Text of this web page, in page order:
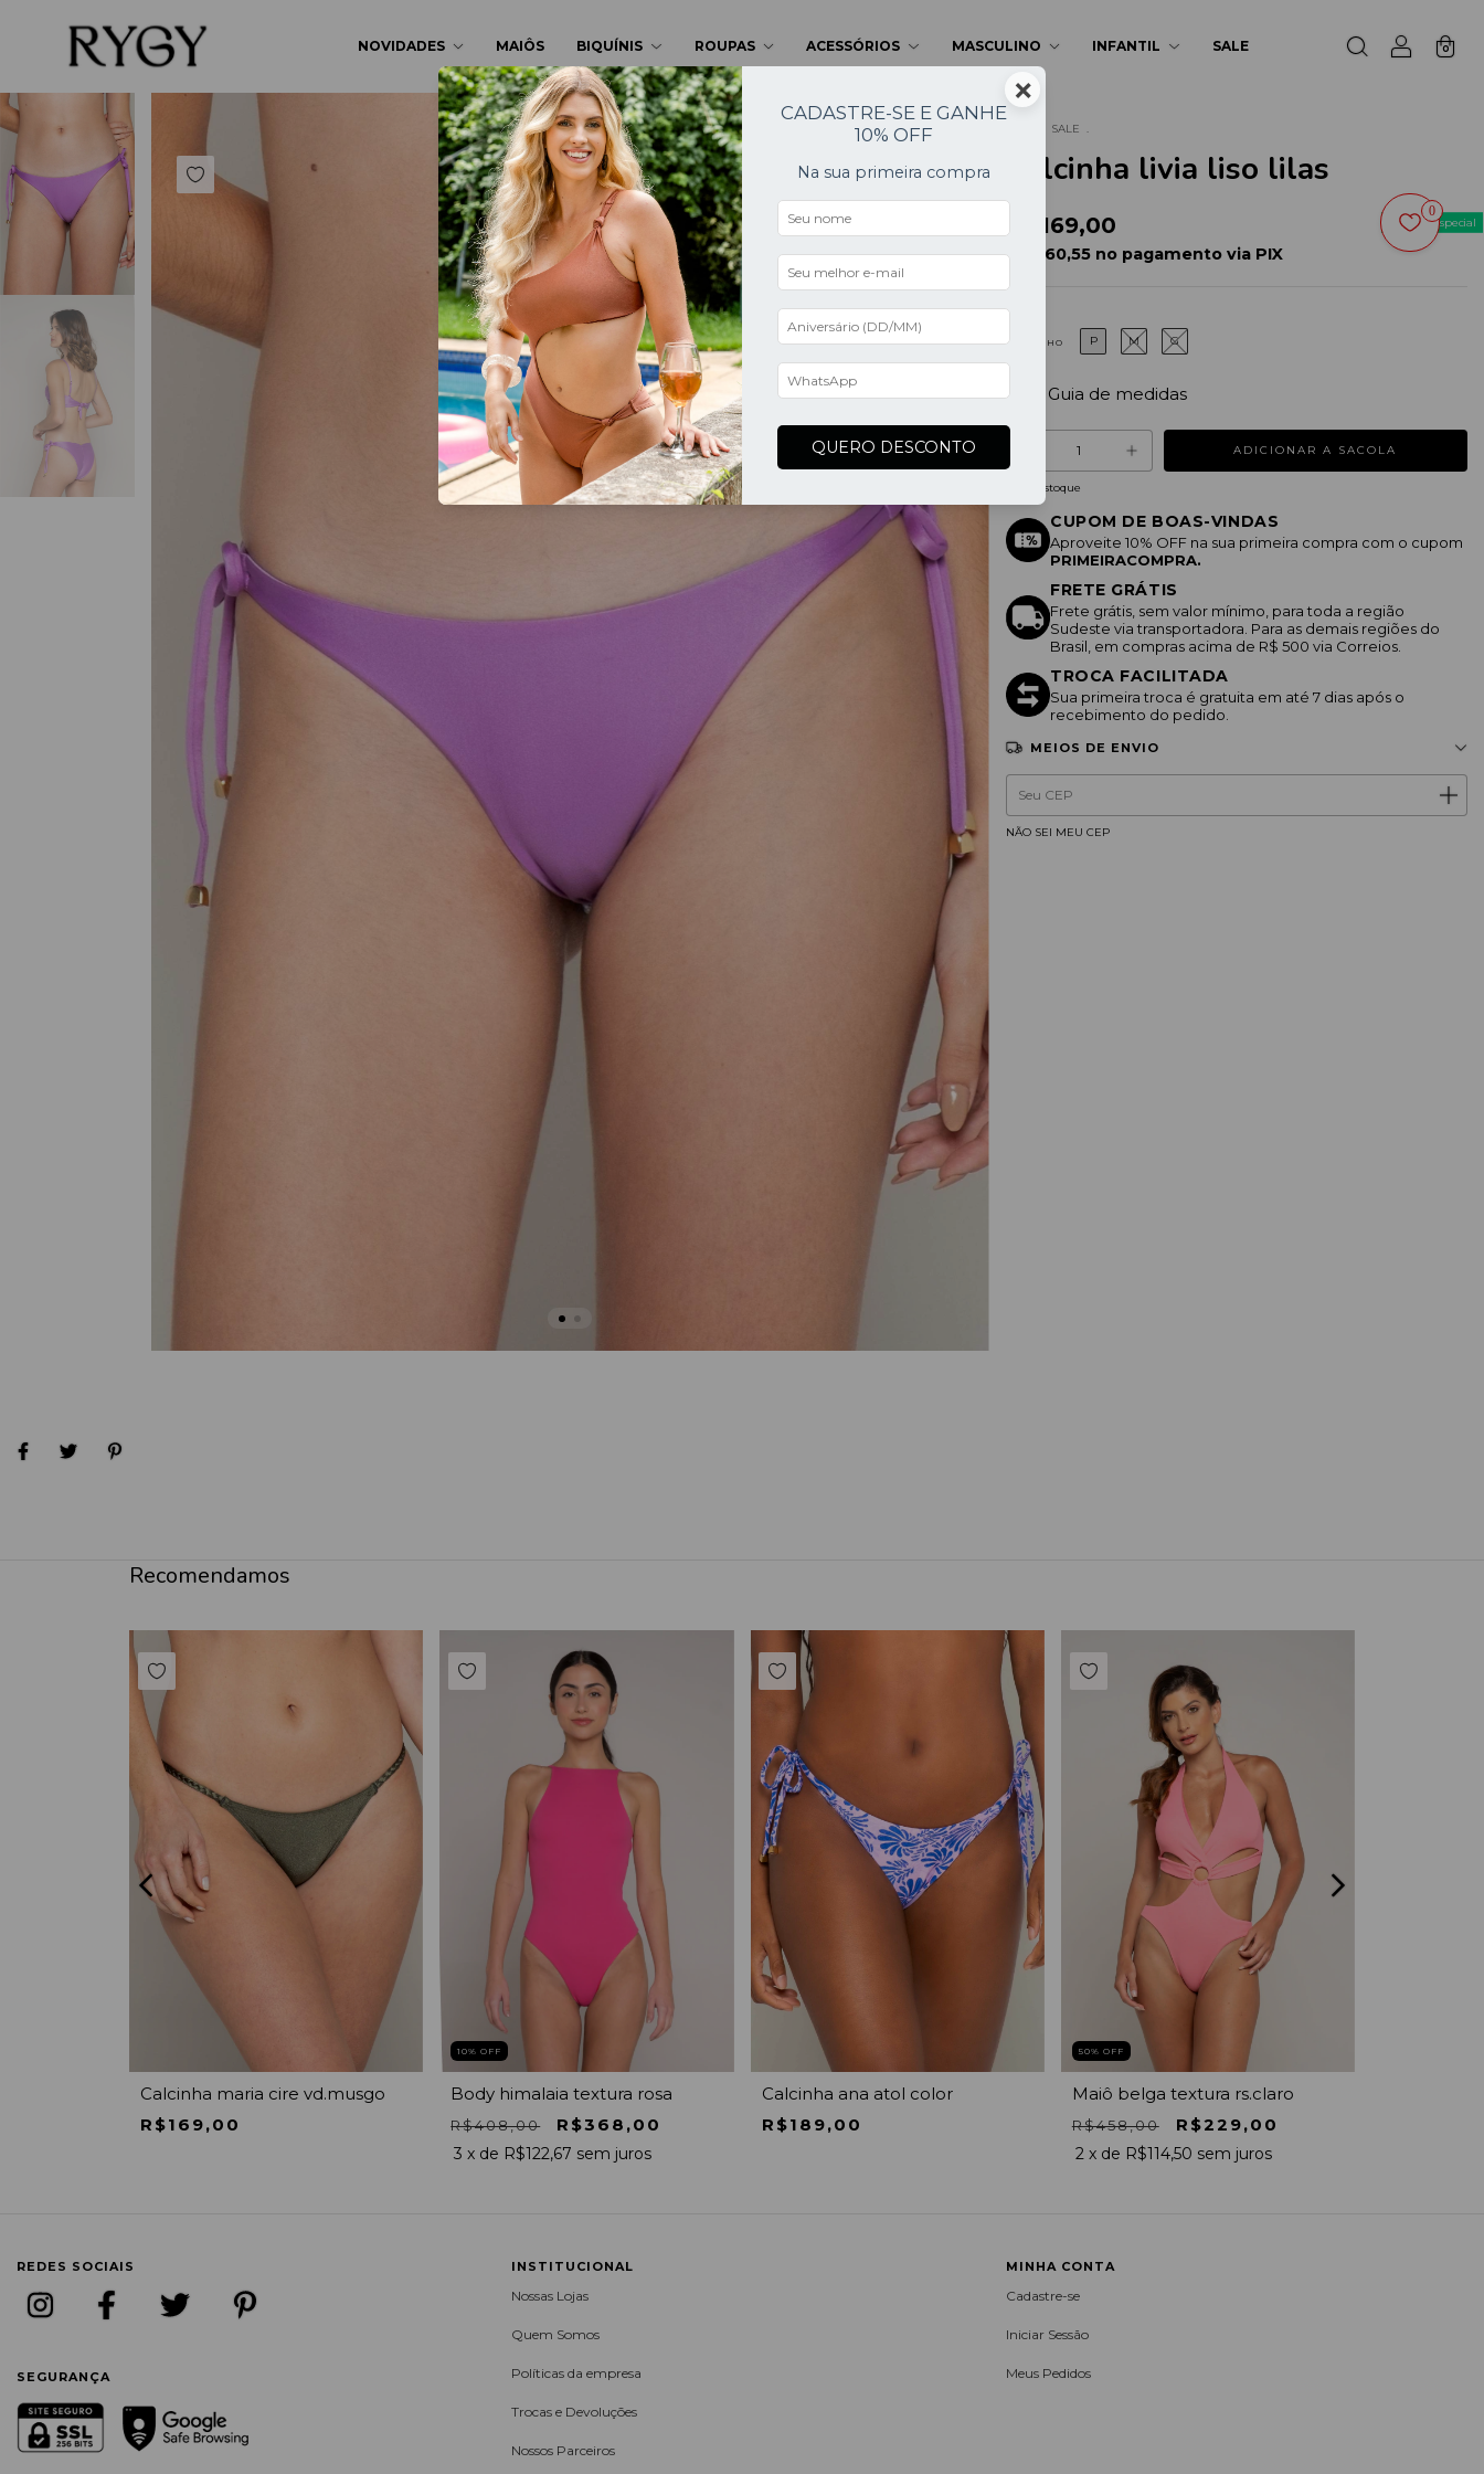
NOVIDADES MAIÔS BIQUÍNIS ROUPAS ACESSÓRIOS MASCULINO INFANTIL SALE 0
SALE .
Calcinha livia liso lilas
R$169,00 Oferta Especial
R$ 160,55 no pagamento via PIX
TAMANHO P M G
Guia de medidas
em estoque
CUPOM DE BOAS-VINDAS
Aproveite 10% OFF na sua primeira compra com o cupom
PRIMEIRACOMPRA.
FRETE GRÁTIS
Frete grátis, sem valor mínimo, para toda a região
Sudeste via transportadora. Para as demais regiões do
Brasil, em compras acima de R$ 500 via Correios.
TROCA FACILITADA
Sua primeira troca é gratuita em até 7 dias após o
recebimento do pedido.
MEIOS DE ENVIO
Entregas para o CEP:
NÃO SEI MEU CEP
Recomendamos
Calcinha maria cire vd.musgo
R$169,00
10% OFF
Body himalaia textura rosa
R$408,00 R$368,00
3 x de R$122,67 sem juros
Calcinha ana atol color
R$189,00
50% OFF
Maiô belga textura rs.claro
R$458,00 R$229,00
2 x de R$114,50 sem juros
REDES SOCIAIS
SEGURANÇA
INSTITUCIONAL
Nossas Lojas
Quem Somos
Políticas da empresa
Trocas e Devoluções
Nossos Parceiros
MINHA CONTA
Cadastre-se
Iniciar Sessão
Meus Pedidos
×
CADASTRE-SE E GANHE
10% OFF
Na sua primeira compra
QUERO DESCONTO
0